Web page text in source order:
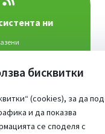
бисквитки
(cookies), за да
и да показва
се споделя с
ни